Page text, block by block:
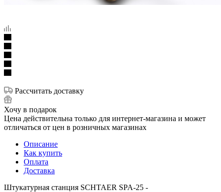
Рассчитать доставку
Хочу в подарок
Цена действительна только для интернет-магазина и может
отличаться от цен в розничных магазинах
Описание
Как купить
Оплата
Доставка
Штукатурная станция SCHTAER SPA-25 -